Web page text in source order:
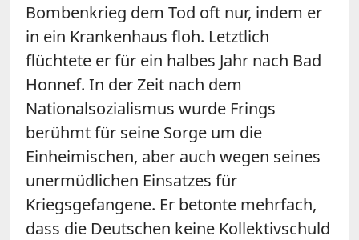
Bombenkrieg dem Tod oft nur, indem er
in ein Krankenhaus floh. Letztlich
flüchtete er für ein halbes Jahr nach Bad
Honnef. In der Zeit nach dem
Nationalsozialismus wurde Frings
berühmt für seine Sorge um die
Einheimischen, aber auch wegen seines
unermüdlichen Einsatzes für
Kriegsgefangene. Er betonte mehrfach,
dass die Deutschen keine Kollektivschuld